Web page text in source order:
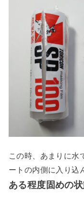
この時、あまりに水
ートの内側に入り込
ある程度固めの